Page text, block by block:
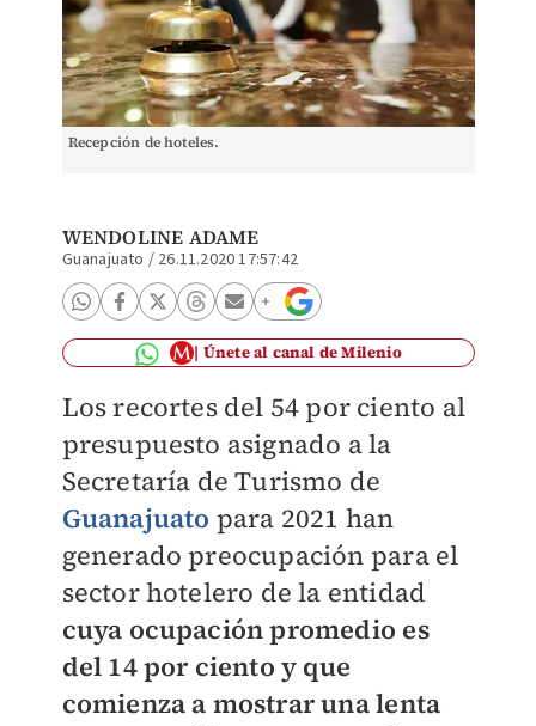
Recepción de hoteles.
WENDOLINE ADAME
Guanajuato / 26.11.2020 17:57:42
Únete al canal de Milenio
Los recortes del 54 por ciento al
presupuesto asignado a la
Secretaría de Turismo de
Guanajuato para 2021 han
generado preocupación para el
sector hotelero de la entidad
cuya ocupación promedio es
del 14 por ciento y que
comienza a mostrar una lenta